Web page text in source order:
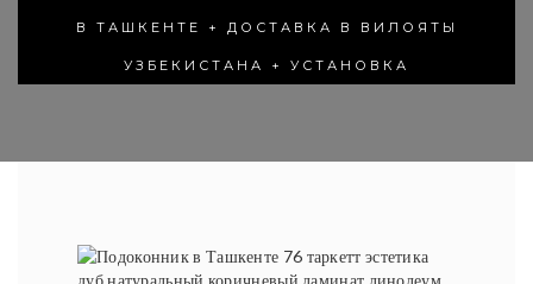
В ТАШКЕНТЕ + ДОСТАВКА В ВИЛОЯТЫ
УЗБЕКИСТАНА + УСТАНОВКА